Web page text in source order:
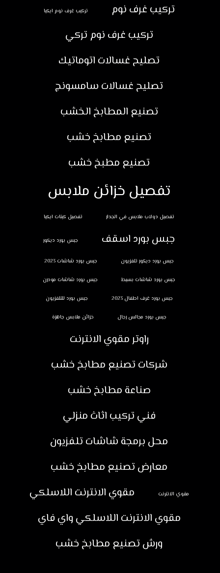
تركيب غرف نوم
تركيب غرف نوم ايكيا
تركيب غرف نوم تركي
تصليح غسالات اتوماتيك
تصليح غسالات سامسونج
تصنيع المطابخ الخشب
تصنيع مطابخ خشب
تصنيع مطبخ خشب
تفصيل خزائن ملابس
تفصيل دولاب ملابس في الجدار تفصيل كبتات ايكيا
جبس بورد اسقف جبس بورد ديكور
جبس بورد ديكور تلفزيون جبس بورد شاشات 2023
جبس بورد شاشات بسيط جبس بورد شاشات مودرن
جبس بورد غرف اطفال 2023 جبس بورد للتلفزيون
جبس بورد مجالس رجال خزائن ملابس جاهزة
راوتر مقوي الانترنت
شركات تصنيع مطابخ خشب
صناعة مطابخ خشب
فني تركيب اثاث منزلي
محل برمجة شاشات تلفزيون
معارض تصنيع مطابخ خشب
مقوي الانترنت
مقوي الانترنت اللاسلكي
مقوي الانترنت اللاسلكي واي فاي
ورش تصنيع مطابخ خشب